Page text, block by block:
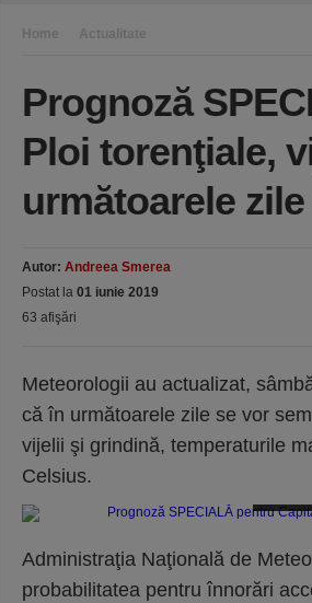
Home Actualitate
Prognoză
Ploi torenţiale,
următoarele zile
Autor: Andreea Smerea
Postat la 01 iunie 2019
63 afişări
Meteorologii au actualizat,
că în următoarele zile se vor
vijelii şi grindină, temperaturile
Celsius.
Administraţia Naţională de
probabilitatea pentru înnorări